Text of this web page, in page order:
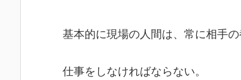
基本的に現場の人間は、常に相手の
仕事をしなければならない。